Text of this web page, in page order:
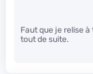
Faut que je relise
tout de suite.